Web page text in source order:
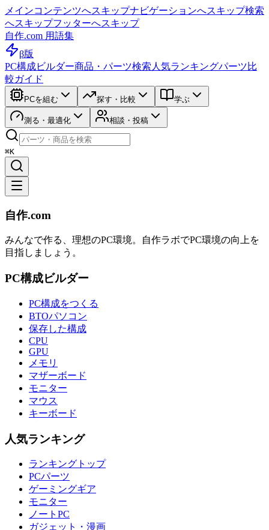
メインコンテンツへスキップナビゲーションへスキップ検索
へスキップフッターへスキップ
自作.com 用語集
β版
PC構成ビルダー商品・パーツ検索 人気ランキングパーツ比
較ガイド
PCを組む 探す・比較 学ぶ
測る・最適化 相談・投稿
⌘K
自作.com
みんなで作る、理想のPC環境。 自作ラボでPC環境の向上を
目指しましょう。
PC構成ビルダー
PC構成をつくる
BTOパソコン
保存した構成
CPU
GPU
メモリ
マザーボード
モニター
マウス
キーボード
人気ランキング
ランキングトップ
PCパーツ
ゲーミングギア
モニター
ノートPC
ガジェット・漫画